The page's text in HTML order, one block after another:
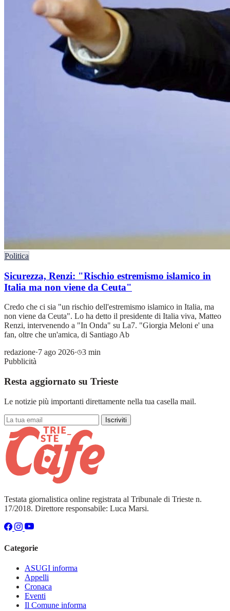
Politica
Sicurezza, Renzi: "Rischio estremismo islamico in
Italia ma non viene da Ceuta"
Credo che ci sia "un rischio dell'estremismo islamico in Italia, ma
non viene da Ceuta". Lo ha detto il presidente di Italia viva, Matteo
Renzi, intervenendo a "In Onda" su La7. "Giorgia Meloni e' una
fan, oltre che un'amica, di Santiago Ab
redazione·7 ago 2026·
3 min
Pubblicità
Resta aggiornato su Trieste
Le notizie più importanti direttamente nella tua casella mail.
Iscriviti
Testata giornalistica online registrata al Tribunale di Trieste n.
17/2018. Direttore responsabile: Luca Marsi.
Categorie
ASUGI informa
Appelli
Cronaca
Eventi
Il Comune informa